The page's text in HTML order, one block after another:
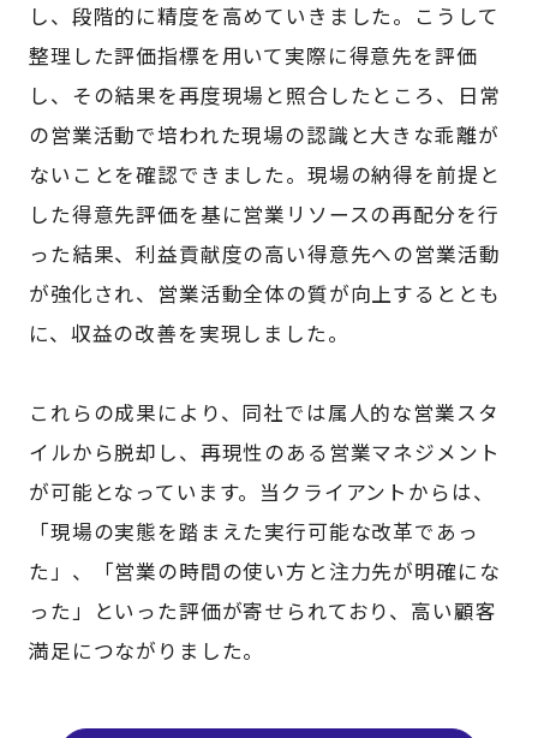
し、段階的に精度を高めていきました。こうして
整理した評価指標を用いて実際に得意先を評価
し、その結果を再度現場と照合したところ、日常
の営業活動で培われた現場の認識と大きな乖離が
ないことを確認できました。現場の納得を前提と
した得意先評価を基に営業リソースの再配分を行
った結果、利益貢献度の高い得意先への営業活動
が強化され、営業活動全体の質が向上するととも
に、収益の改善を実現しました。
これらの成果により、同社では属人的な営業スタ
イルから脱却し、再現性のある営業マネジメント
が可能となっています。当クライアントからは、
「現場の実態を踏まえた実行可能な改革であっ
た」、「営業の時間の使い方と注力先が明確にな
った」といった評価が寄せられており、高い顧客
満足につながりました。